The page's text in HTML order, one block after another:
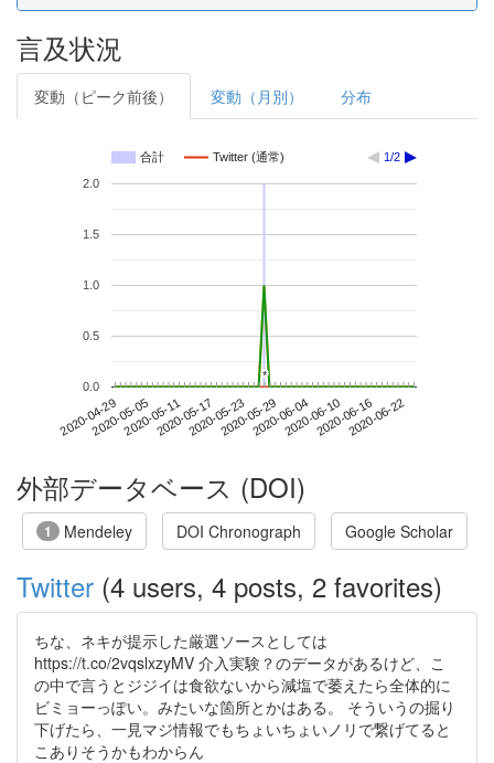
言及状況
変動（ピーク前後） 変動（月別） 分布
合計 Twitter (通常) 1/2
2020-04-292020-05-052020-05-112020-05-172020-05-232020-05-292020-06-042020-06-102020-06-162020-06-22
0.0
0.5
1.0
1.5
2.0
*
*
外部データベース (DOI)
1 Mendeley DOI Chronograph Google Scholar
Twitter (4 users, 4 posts, 2 favorites)
ちな、ネキが提示した厳選ソースとしては
https://t.co/2vqslxzyMV 介入実験？のデータがあるけど、こ
の中で言うとジジイは食欲ないから減塩で萎えたら全体的に
ビミョーっぽい。みたいな箇所とかはある。 そういうの掘り
下げたら、一見マジ情報でもちょいちょいノリで繋げてると
こありそうかもわからん